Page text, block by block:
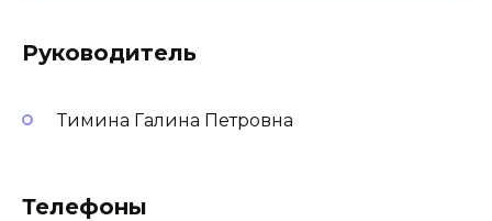
Руководитель
Тимина Галина Петровна
Телефоны